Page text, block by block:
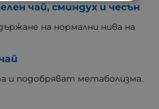
чай, сминдух и чесън
на нормални нива на
подобряват метаболизма.